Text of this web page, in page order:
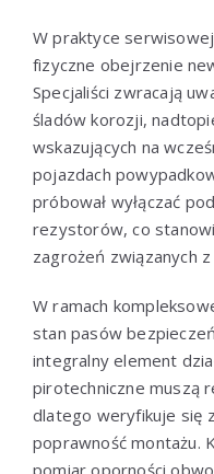
W praktyce
fizyczne obejrzenie
Specjaliści zwracają
śladów korozji,
wskazujących na
pojazdach
próbował wyłączać
rezystorów, co
zagrożeń związanych
W ramach
stan pasów
integralny element
pirotechniczne muszą
dlatego weryfikuje się
poprawność montażu.
pomiar oporności